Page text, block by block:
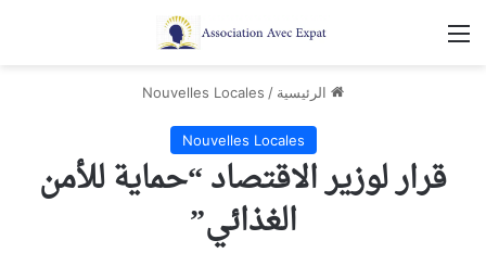
القائمة
الرئيسية /
Nouvelles Locales
Nouvelles Locales
قرار لوزير الاقتصاد “حماية للأمن
الغذائي”